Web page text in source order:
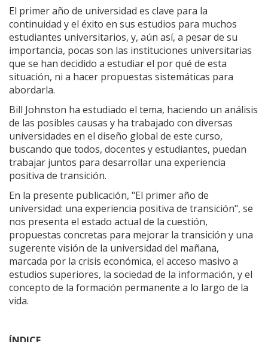
El primer año de universidad es clave para la
continuidad y el éxito en sus estudios para muchos
estudiantes universitarios, y, aún así, a pesar de su
importancia, pocas son las instituciones universitarias
que se han decidido a estudiar el por qué de esta
situación, ni a hacer propuestas sistemáticas para
abordarla.
Bill Johnston ha estudiado el tema, haciendo un análisis
de las posibles causas y ha trabajado con diversas
universidades en el diseño global de este curso,
buscando que todos, docentes y estudiantes, puedan
trabajar juntos para desarrollar una experiencia
positiva de transición.
En la presente publicación, "El primer año de
universidad: una experiencia positiva de transición", se
nos presenta el estado actual de la cuestión,
propuestas concretas para mejorar la transición y una
sugerente visión de la universidad del mañana,
marcada por la crisis económica, el acceso masivo a
estudios superiores, la sociedad de la información, y el
concepto de la formación permanente a lo largo de la
vida.